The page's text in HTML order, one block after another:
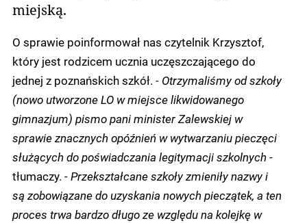
miejską.
O sprawie poinformował nas czytelnik Krzysztof,
który jest rodzicem ucznia uczęszczającego do
jednej z poznańskich szkół. - Otrzymaliśmy od szkoły
(nowo utworzone LO w miejsce likwidowanego
gimnazjum) pismo pani minister Zalewskiej w
sprawie znacznych opóźnień w wytwarzaniu pieczęci
służących do poświadczania legitymacji szkolnych -
tłumaczy. - Przekształcane szkoły zmieniły nazwy i
są zobowiązane do uzyskania nowych pieczątek, a ten
proces trwa bardzo długo ze względu na kolejkę w